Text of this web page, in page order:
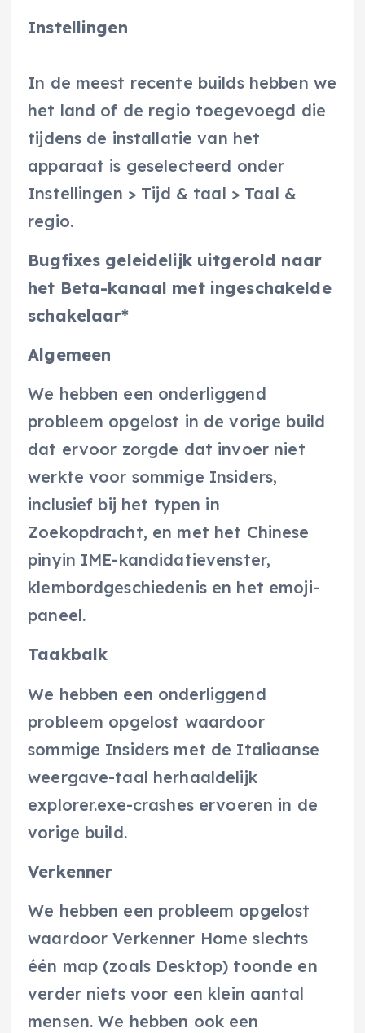
Instellingen
In de meest recente builds hebben we
het land of de regio toegevoegd die
tijdens de installatie van het
apparaat is geselecteerd onder
Instellingen > Tijd & taal > Taal &
regio.
Bugfixes geleidelijk uitgerold naar
het Beta-kanaal met ingeschakelde
schakelaar*
Algemeen
We hebben een onderliggend
probleem opgelost in de vorige build
dat ervoor zorgde dat invoer niet
werkte voor sommige Insiders,
inclusief bij het typen in
Zoekopdracht, en met het Chinese
pinyin IME-kandidatievenster,
klembordgeschiedenis en het emoji-
paneel.
Taakbalk
We hebben een onderliggend
probleem opgelost waardoor
sommige Insiders met de Italiaanse
weergave-taal herhaaldelijk
explorer.exe-crashes ervoeren in de
vorige build.
Verkenner
We hebben een probleem opgelost
waardoor Verkenner Home slechts
één map (zoals Desktop) toonde en
verder niets voor een klein aantal
mensen. We hebben ook een